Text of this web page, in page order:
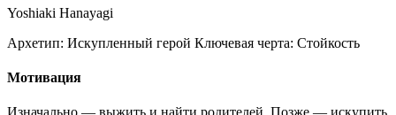
Yoshiaki Hanayagi
Архетип: Искупленный герой Ключевая черта: Стойкость
Мотивация